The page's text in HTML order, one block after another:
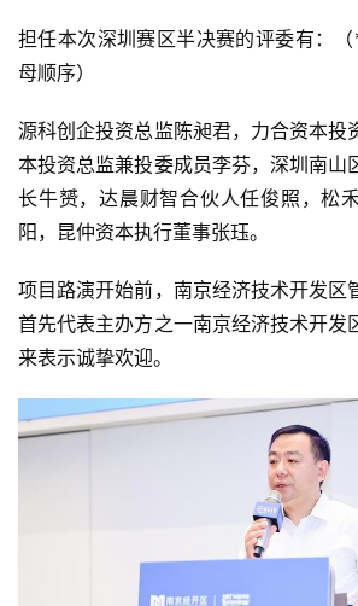
担任本次深圳赛区半决赛的评委有：
母顺序）
源科创企投资总监陈昶君，力合资本投
本投资总监兼投委成员李芬，深圳南山
长牛赟，达晨财智合伙人任俊照，松
阳，昆仲资本执行董事张珏。
项目路演开始前，南京经济技术开发区
首先代表主办方之一南京经济技术开发
来表示诚挚欢迎。